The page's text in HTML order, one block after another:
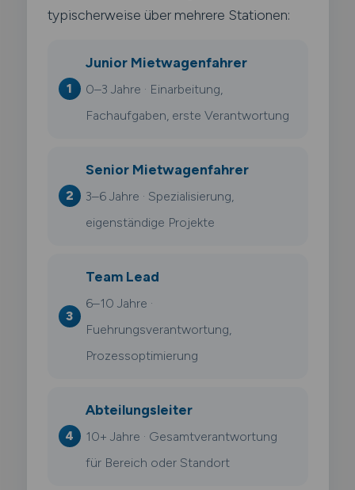
typischerweise über mehrere Stationen:
Junior Mietwagenfahrer
0–3 Jahre · Einarbeitung,
Fachaufgaben, erste Verantwortung
Senior Mietwagenfahrer
3–6 Jahre · Spezialisierung,
eigenständige Projekte
Team Lead
6–10 Jahre ·
Fuehrungsverantwortung,
Prozessoptimierung
Abteilungsleiter
10+ Jahre · Gesamtverantwortung
für Bereich oder Standort